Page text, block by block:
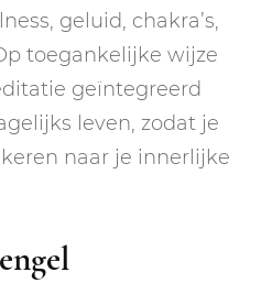
geluid, chakra’s,
toegankelijke wijze
geïntegreerd
leven, zodat je
naar je innerlijke